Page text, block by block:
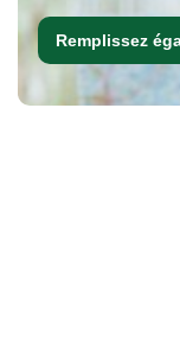
Remplissez